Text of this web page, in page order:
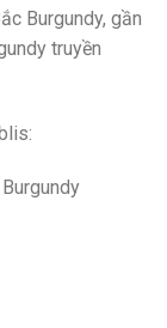
Burgundy, gần
truyền